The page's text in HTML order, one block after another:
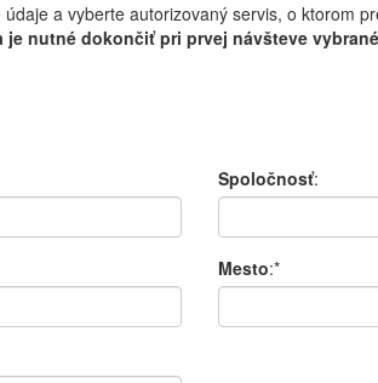
a vyberte autorizovaný servis, o ktorom
je nutné dokončiť pri prvej návšteve
Spoločnosť:
Mesto:*